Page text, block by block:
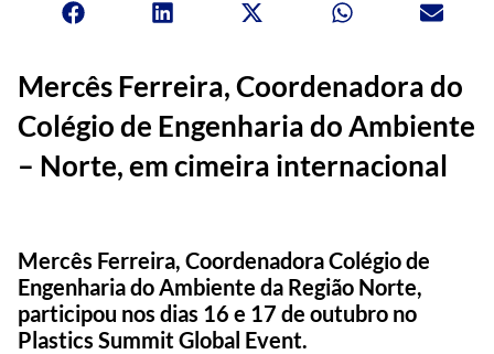
Mercês Ferreira, Coordenadora do
Colégio de Engenharia do Ambiente
– Norte, em cimeira internacional
Mercês Ferreira, Coordenadora Colégio de
Engenharia do Ambiente da Região Norte,
participou nos dias 16 e 17 de outubro no
Plastics Summit Global Event.